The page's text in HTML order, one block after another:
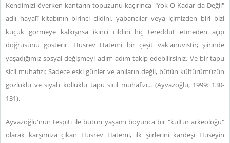
Kendimizi överken kantarın topuzunu kaçırınca "Yok O Kadar da Değil"
adlı hayalî kitabının birinci cildini, yabancılar veya içimizden biri bizi
küçük görmeye kalkışırsa ikinci cildini hiç tereddüt etmeden açıp
doğrusunu gösterir. Hüsrev Hatemi bir çeşit vak'anüvistir; şiirinde
yaşadığımız sosyal değişmeyi adım adım takip edebilirsiniz. Ve bir tapu
sicil muhafızı: Sadece eski günler ve anıların değil, bütün kültürümüzün
gözlüklü ve siyah kolluklu tapu sicil muhafızı... (Ayvazoğlu, 1999: 130-
131).
Ayvazoğlu'nun tespiti ile bütün yaşamı boyunca bir "kültür arkeoloğu"
olarak karşımıza çıkan Hüsrev Hatemi, ilk şiirlerini kardeşi Hüseyin